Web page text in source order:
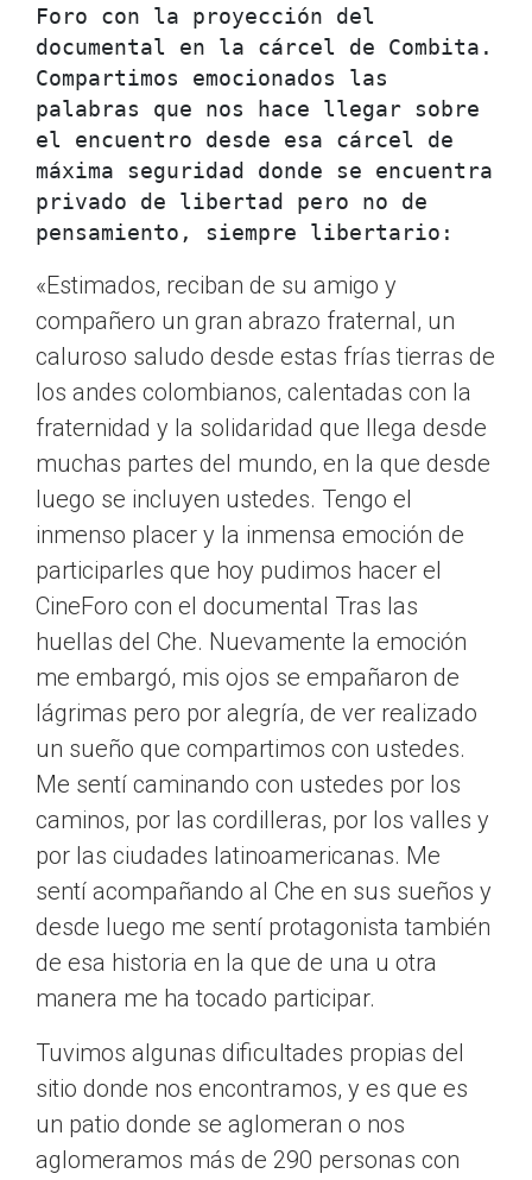
Foro con la proyección del
documental en la cárcel de Combita.
Compartimos emocionados las
palabras que nos hace llegar sobre
el encuentro desde esa cárcel de
máxima seguridad donde se encuentra
privado de libertad pero no de
pensamiento, siempre libertario:
«Estimados, reciban de su amigo y
compañero un gran abrazo fraternal, un
caluroso saludo desde estas frías tierras de
los andes colombianos, calentadas con la
fraternidad y la solidaridad que llega desde
muchas partes del mundo, en la que desde
luego se incluyen ustedes. Tengo el
inmenso placer y la inmensa emoción de
participarles que hoy pudimos hacer el
CineForo con el documental Tras las
huellas del Che. Nuevamente la emoción
me embargó, mis ojos se empañaron de
lágrimas pero por alegría, de ver realizado
un sueño que compartimos con ustedes.
Me sentí caminando con ustedes por los
caminos, por las cordilleras, por los valles y
por las ciudades latinoamericanas. Me
sentí acompañando al Che en sus sueños y
desde luego me sentí protagonista también
de esa historia en la que de una u otra
manera me ha tocado participar.
Tuvimos algunas dificultades propias del
sitio donde nos encontramos, y es que es
un patio donde se aglomeran o nos
aglomeramos más de 290 personas con